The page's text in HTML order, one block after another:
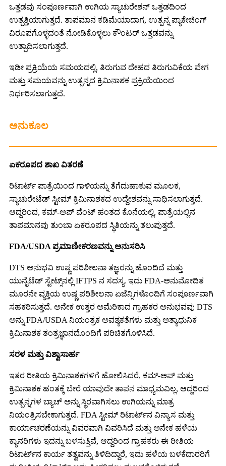
ಒತ್ತಡವು ಸಂಪೂರ್ಣವಾಗಿ ಉಗಿಯ ಸ್ಯಾಚುರೇಶನ್ ಒತ್ತಡದಿಂದ
ಉತ್ಪತ್ತಿಯಾಗುತ್ತದೆ. ತಾಪಮಾನ ಕಡಿಮೆಯಾದಾಗ, ಉತ್ಪನ್ನ ಪ್ಯಾಕೇಜಿಂಗ್
ವಿರೂಪಗೊಳ್ಳದಂತೆ ನೋಡಿಕೊಳ್ಳಲು ಕೌಂಟರ್ ಒತ್ತಡವನ್ನು
ಉತ್ಪಾದಿಸಲಾಗುತ್ತದೆ.
ಇಡೀ ಪ್ರಕ್ರಿಯೆಯ ಸಮಯದಲ್ಲಿ, ತಿರುಗುವ ದೇಹದ ತಿರುಗುವಿಕೆಯ ವೇಗ
ಮತ್ತು ಸಮಯವನ್ನು ಉತ್ಪನ್ನದ ಕ್ರಿಮಿನಾಶಕ ಪ್ರಕ್ರಿಯೆಯಿಂದ
ನಿರ್ಧರಿಸಲಾಗುತ್ತದೆ.
ಅನುಕೂಲ
ಏಕರೂಪದ ಶಾಖ ವಿತರಣೆ
ರಿಟಾರ್ಟ್ ಪಾತ್ರೆಯಿಂದ ಗಾಳಿಯನ್ನು ತೆಗೆದುಹಾಕುವ ಮೂಲಕ,
ಸ್ಯಾಚುರೇಟೆಡ್ ಸ್ಟೀಮ್ ಕ್ರಿಮಿನಾಶಕದ ಉದ್ದೇಶವನ್ನು ಸಾಧಿಸಲಾಗುತ್ತದೆ.
ಆದ್ದರಿಂದ, ಕಮ್-ಅಪ್ ವೆಂಟ್ ಹಂತದ ಕೊನೆಯಲ್ಲಿ, ಪಾತ್ರೆಯಲ್ಲಿನ
ತಾಪಮಾನವು ತುಂಬಾ ಏಕರೂಪದ ಸ್ಥಿತಿಯನ್ನು ತಲುಪುತ್ತದೆ.
FDA/USDA ಪ್ರಮಾಣೀಕರಣವನ್ನು ಅನುಸರಿಸಿ
DTS ಅನುಭವಿ ಉಷ್ಣ ಪರಿಶೀಲನಾ ತಜ್ಞರನ್ನು ಹೊಂದಿದೆ ಮತ್ತು
ಯುನೈಟೆಡ್ ಸ್ಟೇಟ್ಸ್‌ನಲ್ಲಿ IFTPS ನ ಸದಸ್ಯ. ಇದು FDA-ಅನುಮೋದಿತ
ಮೂರನೇ ವ್ಯಕ್ತಿಯ ಉಷ್ಣ ಪರಿಶೀಲನಾ ಏಜೆನ್ಸಿಗಳೊಂದಿಗೆ ಸಂಪೂರ್ಣವಾಗಿ
ಸಹಕರಿಸುತ್ತದೆ. ಅನೇಕ ಉತ್ತರ ಅಮೆರಿಕಾದ ಗ್ರಾಹಕರ ಅನುಭವವು DTS
ಅನ್ನು FDA/USDA ನಿಯಂತ್ರಕ ಅವಶ್ಯಕತೆಗಳು ಮತ್ತು ಅತ್ಯಾಧುನಿಕ
ಕ್ರಿಮಿನಾಶಕ ತಂತ್ರಜ್ಞಾನದೊಂದಿಗೆ ಪರಿಚಿತಗೊಳಿಸಿದೆ.
ಸರಳ ಮತ್ತು ವಿಶ್ವಾಸಾರ್ಹ
ಇತರ ರೀತಿಯ ಕ್ರಿಮಿನಾಶಕಗಳಿಗೆ ಹೋಲಿಸಿದರೆ, ಕಮ್-ಅಪ್ ಮತ್ತು
ಕ್ರಿಮಿನಾಶಕ ಹಂತಕ್ಕೆ ಬೇರೆ ಯಾವುದೇ ತಾಪನ ಮಾಧ್ಯಮವಿಲ್ಲ, ಆದ್ದರಿಂದ
ಉತ್ಪನ್ನಗಳ ಬ್ಯಾಚ್ ಅನ್ನು ಸ್ಥಿರವಾಗಿಸಲು ಉಗಿಯನ್ನು ಮಾತ್ರ
ನಿಯಂತ್ರಿಸಬೇಕಾಗುತ್ತದೆ. FDA ಸ್ಟೀಮ್ ರಿಟಾರ್ಟ್‌ನ ವಿನ್ಯಾಸ ಮತ್ತು
ಕಾರ್ಯಾಚರಣೆಯನ್ನು ವಿವರವಾಗಿ ವಿವರಿಸಿದೆ ಮತ್ತು ಅನೇಕ ಹಳೆಯ
ಕ್ಯಾನರಿಗಳು ಇದನ್ನು ಬಳಸುತ್ತಿವೆ, ಆದ್ದರಿಂದ ಗ್ರಾಹಕರು ಈ ರೀತಿಯ
ರಿಟಾರ್ಟ್‌ನ ಕಾರ್ಯ ತತ್ವವನ್ನು ತಿಳಿದಿದ್ದಾರೆ, ಇದು ಹಳೆಯ ಬಳಕೆದಾರರಿಗೆ